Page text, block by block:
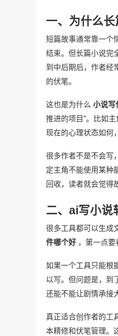
一、为什么
短篇故事通常靠一个
结束。但长篇小说完
到中后期后，作者经
的伏笔。
这也是为什么 小说写
推进的项目”。比如
现在的心理状态如何
很多作者不是不会写
定主角不能使用某种
回收，读者就会觉得
二、ai写小说
很多工具都可以生成
件哪个好 ，第一点要
如果一个工具只能根
以写。但问题是，到
还能不能让剧情承接
真正适合创作者的工
本精修和伏笔管理。